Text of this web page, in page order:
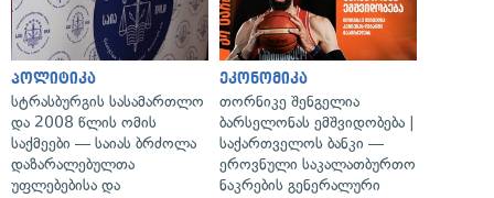
პოლიტიკა
სტრასბურგის სასამართლო
და 2008 წლის ომის
საქმეები — საიას ბრძოლა
დაზარალებულთა
უფლებებისა და
ეკონომიკა
თორნიკე შენგელია
ბარსელონას ემშვიდობება |
საქართველოს ბანკი —
ეროვნული საკალათბურთო
ნაკრების გენერალური